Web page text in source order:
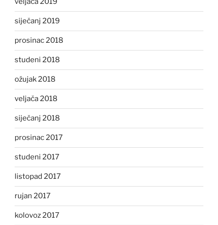
siječanj 2019
prosinac 2018
studeni 2018
ožujak 2018
veljača 2018
siječanj 2018
prosinac 2017
studeni 2017
listopad 2017
rujan 2017
kolovoz 2017